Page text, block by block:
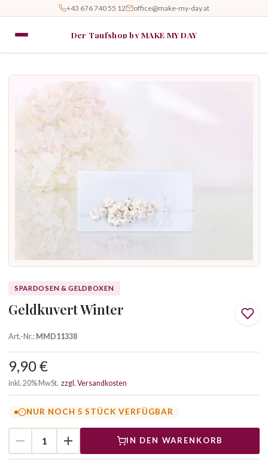
+43 676 740 55 12 office@make-my-day.at
Der Taufshop by MAKE MY DAY
SPARDOSEN & GELDBOXEN
Geldkuvert Winter
Art.-Nr.:MMD11338
9,90 €
inkl. 20% MwSt. zzgl. Versandkosten
NUR NOCH 5 STÜCK VERFÜGBAR
IN DEN WARENKORB